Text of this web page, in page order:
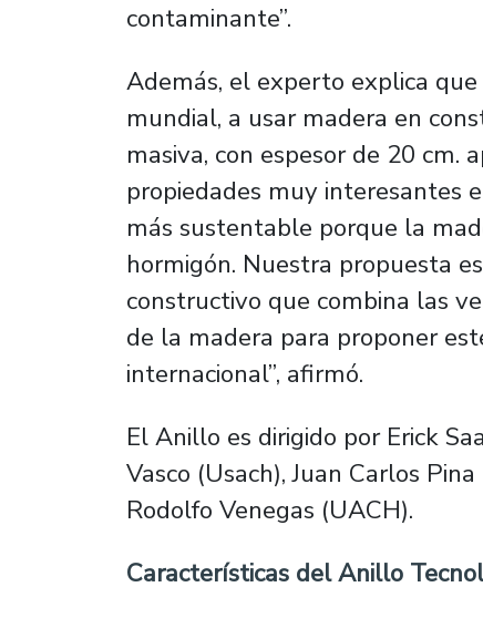
contaminante”.
Además, el experto explica
mundial, a usar madera en
masiva, con espesor de 20 cm.
propiedades muy interesantes
más sustentable porque la
hormigón. Nuestra propuesta
constructivo que combina las
de la madera para proponer
internacional”, afirmó.
El Anillo es dirigido por Erick
Vasco (Usach), Juan Carlos
Rodolfo Venegas (UACH).
Características del Anillo